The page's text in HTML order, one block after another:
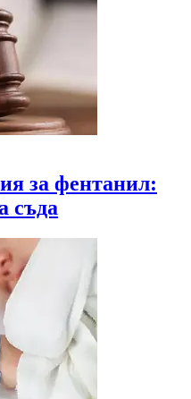
за фентанил:
съда